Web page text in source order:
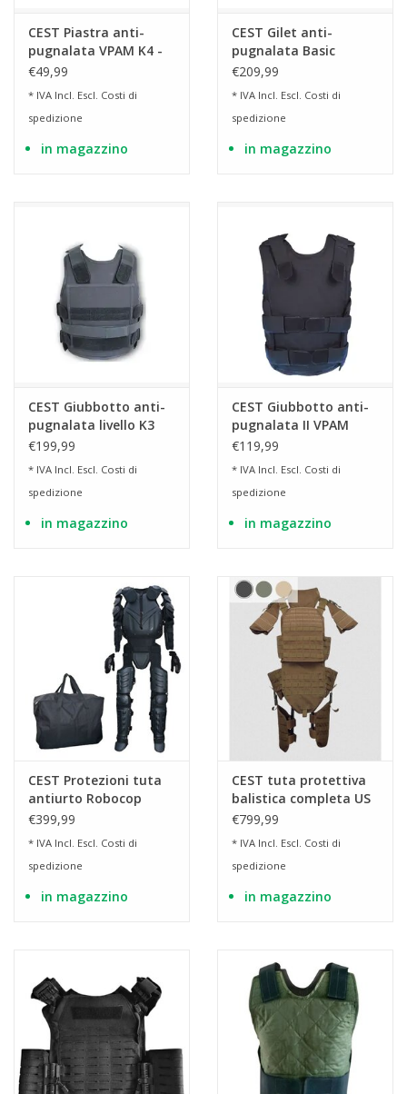
CEST Piastra anti-
pugnalata VPAM K4 -
30 x 25 cm
€49,99
* IVA Incl. Escl. Costi di
spedizione
in magazzino
CEST Gilet anti-
pugnalata Basic
Extreme
€209,99
* IVA Incl. Escl. Costi di
spedizione
in magazzino
CEST Giubbotto anti-
pugnalata livello K3
€199,99
* IVA Incl. Escl. Costi di
spedizione
in magazzino
CEST Giubbotto anti-
pugnalata II VPAM
livello K1
€119,99
* IVA Incl. Escl. Costi di
spedizione
in magazzino
CEST Protezioni tuta
antiurto Robocop
€399,99
* IVA Incl. Escl. Costi di
spedizione
in magazzino
CEST tuta protettiva
balistica completa US
NIJ IIIa (fino a .44 Mag)
€799,99
* IVA Incl. Escl. Costi di
spedizione
in magazzino